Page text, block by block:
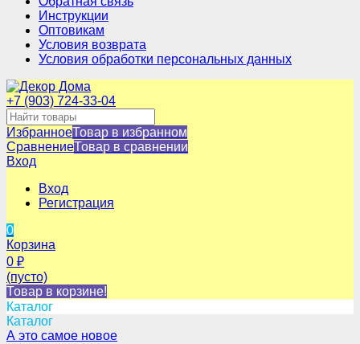
Инструкции
Оптовикам
Условия возврата
Условия обработки персональных данных
+7 (903) 724-33-04
ИзбранноеТовар в избранном
СравнениеТовар в сравнении
Вход
Вход
Регистрация
0
Корзина
0 ₽
(пусто)
Товар в корзине!
Каталог
Каталог
А это самое новое